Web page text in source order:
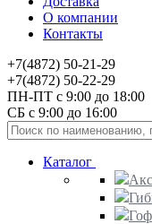
О компании
Контакты
+7(4872) 50-21-29
+7(4872) 50-22-29
ПН-ПТ с 9:00 до 18:00
СБ с 9:00 до 16:00
Каталог